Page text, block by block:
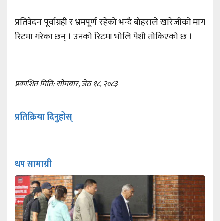
प्रतिवेदन पूर्वाग्रही र भ्रमपूर्ण रहेको भन्दै बोहराले खारेजीको माग
रिटमा गरेका छन् । उनको रिटमा भोलि पेशी तोकिएको छ ।
प्रकाशित मिति: सोमबार, जेठ १८, २०८३
प्रतिक्रिया दिनुहोस्
थप सामाग्री